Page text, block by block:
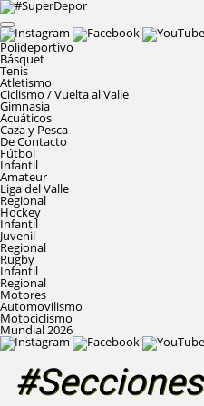
Polideportivo
Básquet
Tenis
Atletismo
Ciclismo / Vuelta al Valle
Gimnasia
Acuáticos
Caza y Pesca
De Contacto
Fútbol
Infantil
Amateur
Liga del Valle
Regional
Hockey
Infantil
Juvenil
Regional
Rugby
Infantil
Regional
Motores
Automovilismo
Motociclismo
Mundial 2026
#Secciones